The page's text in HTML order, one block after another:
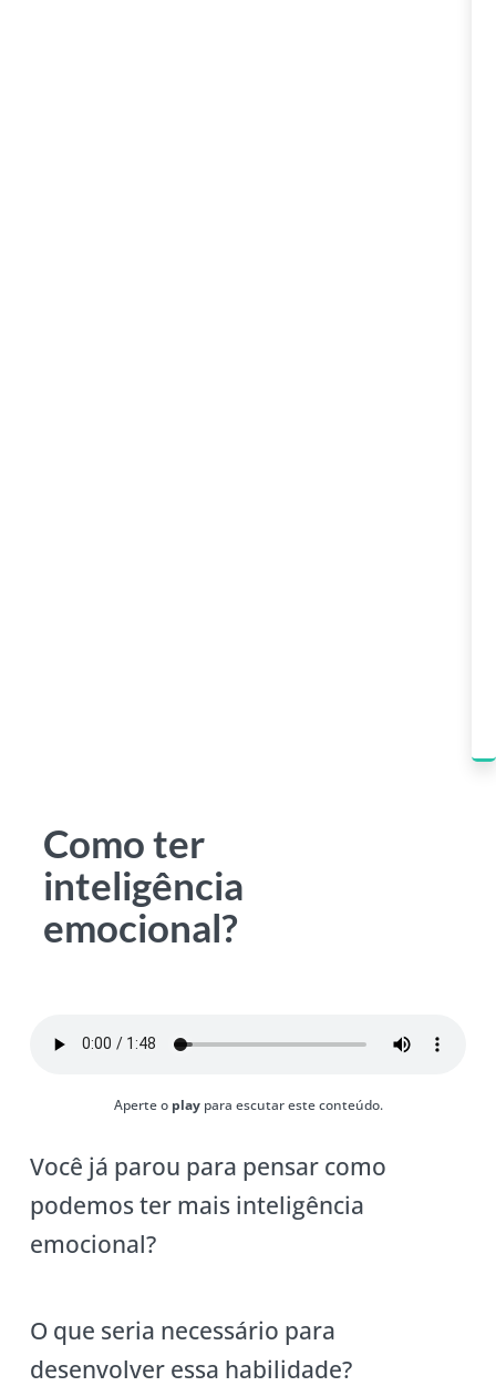
Como ter
inteligência
emocional?
Aperte o playpara escutar este conteúdo.
Você já parou para pensar como
podemos ter mais inteligência
emocional?
O que seria necessário para
desenvolver essa habilidade?